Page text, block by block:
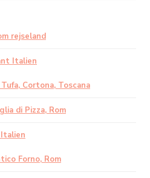
rejseland
Italien
Tufa, Cortona, Toscana
di Pizza, Rom
Forno, Rom